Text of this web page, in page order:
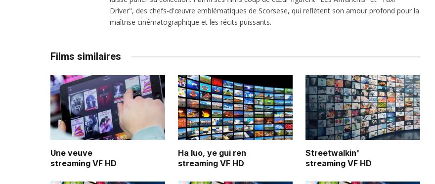
Driver", des chefs-d'œuvre emblématiques de Scorsese, qui reflètent son amour profond pour la
maîtrise cinématographique et les récits puissants.
Films similaires
Une veuve
streaming VF HD
Ha luo, ye gui ren
streaming VF HD
Streetwalkin'
streaming VF HD